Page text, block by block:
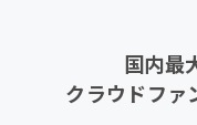
国内最
クラウドファ